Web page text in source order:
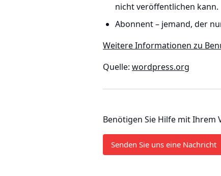
nicht veröffentlichen kann.
Abonnent– jemand, der
Weitere Informationen zu
Quelle: wordpress.org
Benötigen Sie Hilfe mit Ihrem
Senden Sie uns eine Nachricht